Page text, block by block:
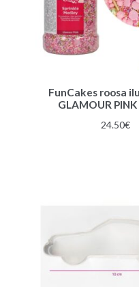
FunCakes roosa
GLAMOUR PINK
24.50€